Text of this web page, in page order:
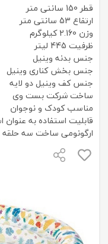
قطر 150 سانتی متر
ارتفاع 53 سانتی متر
وزن 2.160 کیلوگرم
ظرفیت 445 لیتر
جنس بدنه وینیل
جنس بخش کناری وینیل
جنس کف وینیل دو لایه
ساخت شرکت بست وی
مناسب کودک و نوجوان
قابلیت استفاده به
ارگونومی ساخت سه حلقه